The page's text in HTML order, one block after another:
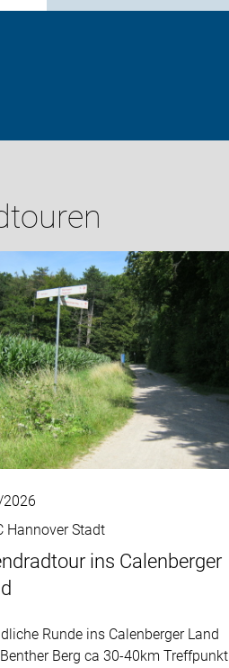
Hannover Stadt
ins Calenberger
Runde ins Calenberger Land
Berg ca 30-40km Treffpunkt